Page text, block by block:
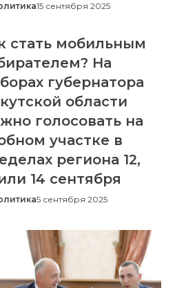
15 сентября 2025
стать мобильным
На
губернатора
области
голосовать на
участке в
региона 12,
14 сентября
5 сентября 2025